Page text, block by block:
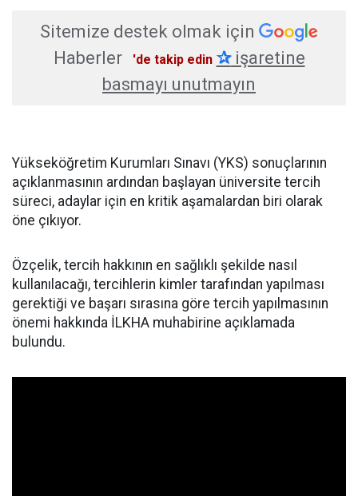
Sitemize destek olmak için
Haberler
'de takip edin ✰işaretine
basmayı unutmayın
Yükseköğretim Kurumları Sınavı (YKS) sonuçlarının
açıklanmasının ardından başlayan üniversite tercih
süreci, adaylar için en kritik aşamalardan biri olarak
öne çıkıyor.
Özçelik, tercih hakkının en sağlıklı şekilde nasıl
kullanılacağı, tercihlerin kimler tarafından yapılması
gerektiği ve başarı sırasına göre tercih yapılmasının
önemi hakkında İLKHA muhabirine açıklamada
bulundu.